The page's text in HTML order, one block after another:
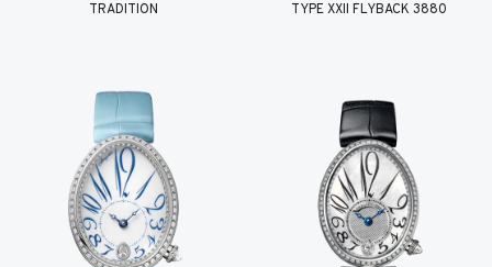
TRADITION TYPE XXII FLYBACK 3880